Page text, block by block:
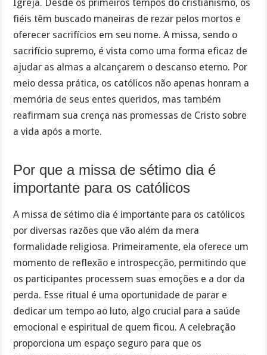
Igreja. Desde os primeiros tempos do cristianismo, os
fiéis têm buscado maneiras de rezar pelos mortos e
oferecer sacrifícios em seu nome. A missa, sendo o
sacrifício supremo, é vista como uma forma eficaz de
ajudar as almas a alcançarem o descanso eterno. Por
meio dessa prática, os católicos não apenas honram a
memória de seus entes queridos, mas também
reafirmam sua crença nas promessas de Cristo sobre
a vida após a morte.
Por que a missa de sétimo dia é
importante para os católicos
A missa de sétimo dia é importante para os católicos
por diversas razões que vão além da mera
formalidade religiosa. Primeiramente, ela oferece um
momento de reflexão e introspecção, permitindo que
os participantes processem suas emoções e a dor da
perda. Esse ritual é uma oportunidade de parar e
dedicar um tempo ao luto, algo crucial para a saúde
emocional e espiritual de quem ficou. A celebração
proporciona um espaço seguro para que os